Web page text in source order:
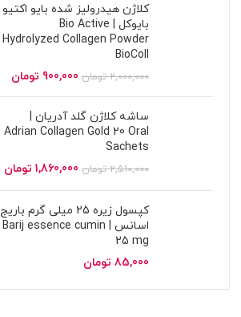
کلاژن هیدرولیز شده بایو اکتیو
بایوکل | Bio Active
Hydrolyzed Collagen Powder
BioColl
2,000,000 تومان 900,000 تومان
ساشه کلاژن گلد آدریان |
Adrian Collagen Gold 20 Oral
Sachets
2,510,000 تومان 1,860,000 تومان
کپسول زیره 25 میلی گرم باریج
اسانس | Barij essence cumin
25 mg
85,000 تومان